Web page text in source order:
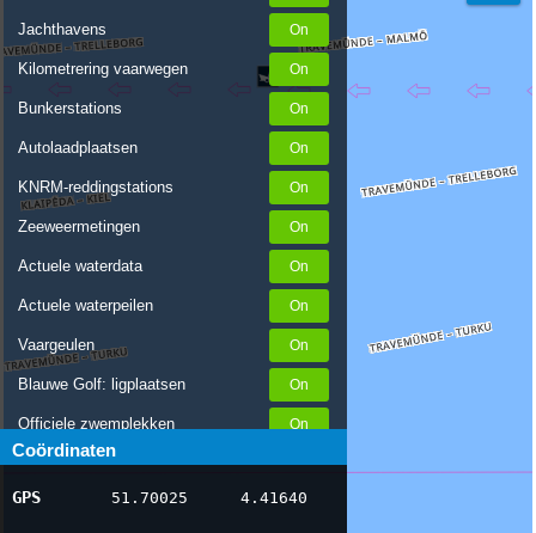
Jachthavens
Kilometrering vaarwegen
Bunkerstations
Autolaadplaatsen
KNRM-reddingstations
Zeeweermetingen
Actuele waterdata
Actuele waterpeilen
Vaargeulen
Blauwe Golf: ligplaatsen
Officiele zwemplekken
Stremmingen/hinder
AIS scheepsposities
Coördinaten
GPS 51.70025 4.41640